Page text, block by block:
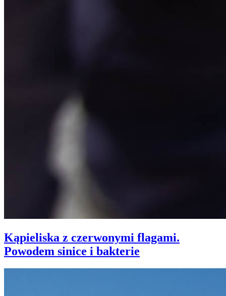
Kąpieliska z czerwonymi flagami.
Powodem sinice i bakterie